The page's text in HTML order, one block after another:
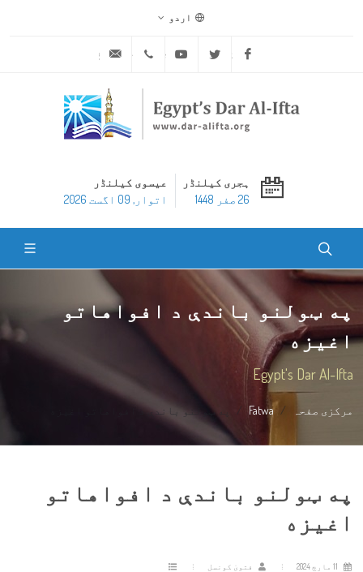
اردو
Facebook
Twitter
Youtube
ہجری کیلنڈر
26 صفر 1448
عیسوی کیلنڈر
اتوار, 09 اگست 2026
په ټولنو باندې د افواهاتو
اغیزه
Egypt's Dar Al-Ifta
مرکزی صفحہ Fatwa په ټولنو باندې د افواهاتو اغیزه
په ټولنو باندې د افواهاتو
اغیزه
فتویٰ کونسل